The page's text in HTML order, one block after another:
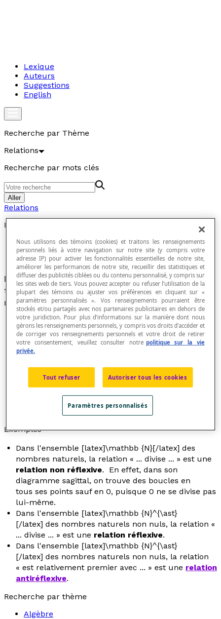
Lexique
Auteurs
Suggestions
English
Recherche par Thème
Relations
Recherche par mots clés
Aller
Relations
Relation réflexive
Relation définie dans un ensemble E telle que
tout élémentxde E soit en relation avec lui-
même.
Lediagramme sagittal d'une relation réflexive dans
un ensemble E comporte ainsi des
chacun de ses points.
Une relation dans un ensemble E qui ne comporte
aucune boucle est diteantiréflexivealors qu'une
relation dans E qui est ni réflexive ni antiréflexive et
non réflexive.
Exemples
Dans l'ensemble [latex]\mathbb {N}[/latex] des
nombres naturels, la relation « ... divise ... » est une
relation non réflexive. En effet, dans son
diagramme sagittal, on trouve des boucles en
tous ses points sauf en 0, puisque 0 ne se divise pas
lui-même.
Dans l'ensemble [latex]\mathbb {N}^{\ast}
[/latex] des nombres naturels non nuls, la relation «
... divise ... » est une relation réflexive.
Dans l'ensemble [latex]\mathbb {N}^{\ast}
[/latex] des nombres naturels non nuls, la relation
« est relativement premier avec ... » est une relation
antiréflexive.
Recherche par thème
Algèbre
Nous utilisons des témoins (cookies) et traitons les renseignements
personnels liés à votre navigation sur notre site (y compris votre
adresse IP) pour activer les fonctionnalités essentielles de notre site,
améliorer les performances de notre site, recueillir des statistiques et
diffuser des publicités ciblées ou du contenu personnalisé, y compris sur
les sites web de tiers. Vous pouvez accepter ou refuser l’utilisation de la
plupart des témoins ou ajuster vos préférences en cliquant sur «
paramètres personnalisés ». Vos renseignements pourraient être
stockés et/ou partagés avec nos partenaires publicitaires en dehors de
votre juridiction. Pour plus d’informations sur la manière dont nous
gérons les renseignements personnels, y compris vos droits d’accéder et
de corriger vos renseignements personnels et votre droit de retirer
votre consentement, veuillez consulter notre politique sur la vie
privée.
Tout refuser Autoriser tous les cookies
Paramètres personnalisés